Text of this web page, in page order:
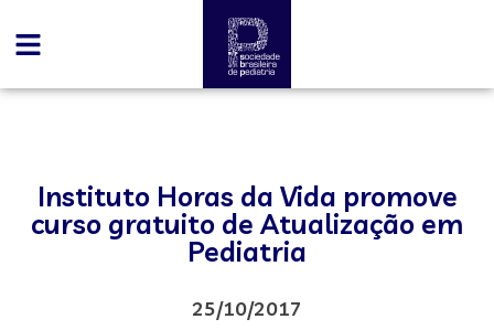
Instituto Horas da Vida promove
curso gratuito de Atualização em
Pediatria
25/10/2017